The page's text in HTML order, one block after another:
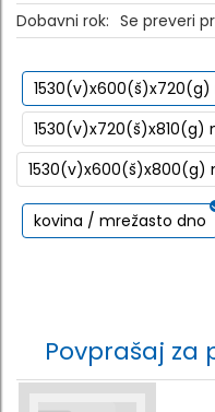
Dobavni rok: Se preveri
1530(v)x720(š)x810(g)
1530(v)x600(š)x800(g)
kovina / mrežasto dno
Povprašaj za